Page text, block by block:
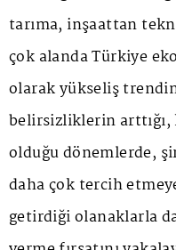
tarıma, inşaattan
çok alanda Türkiye
olarak yükseliş
belirsizliklerin arttığı,
olduğu dönemlerde,
daha çok tercih
getirdiği olanaklarla